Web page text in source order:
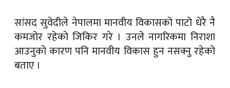
सांसद सुवेदीले नेपालमा मानवीय विकासको पाटो धेरै नै
कमजोर रहेको जिकिर गरे । उनले नागरिकमा निराशा
आउनुको कारण पनि मानवीय विकास हुन नसक्नु रहेको
बताए ।